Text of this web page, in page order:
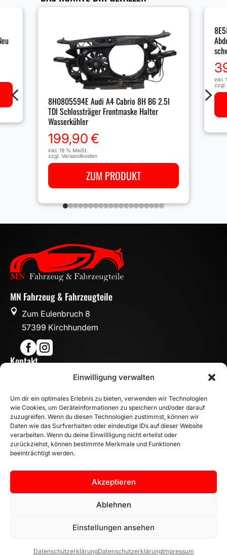
Einwilligung verwalten
Um dir ein optimales Erlebnis zu bieten, verwenden wir Technologien
wie Cookies, um Geräteinformationen zu speichern und/oder darauf
zuzugreifen. Wenn du diesen Technologien zustimmst, können wir
Daten wie das Surfverhalten oder eindeutige IDs auf dieser Website
verarbeiten. Wenn du deine Einwillligung nicht erteilst oder
zurückziehst, können bestimmte Merkmale und Funktionen
beeinträchtigt werden.
Akzeptieren
Ablehnen
Einstellungen ansehen
DatenschutzerklärungDatenschutzerklärungImpressum
8H0805594E Audi A4 Cabrio 8H B6 2.5l
TDI Schlossträger Frontmaske Halter
Wasserkühler
199,90€
inkl. 19 % MwSt.
zzgl. Versandkosten
ZUM PRODUKT
inkl.
zzgl.
4 5
MN Fahrzeug & Fahrzeugteile

Zum Eulenbruch 8
57399 Kirchhundem

Kontakt
info@mn-fahrzeugteile.de
 WhatsApp
Öffnungszeiten
 Mo - Fr: 8:00 – 17:00 Uhr
Sa: 10:00 – 14:00 Uhr
INFORMATION
Zahlungsarten
Versandinformationen
Widerrufsbelehrung